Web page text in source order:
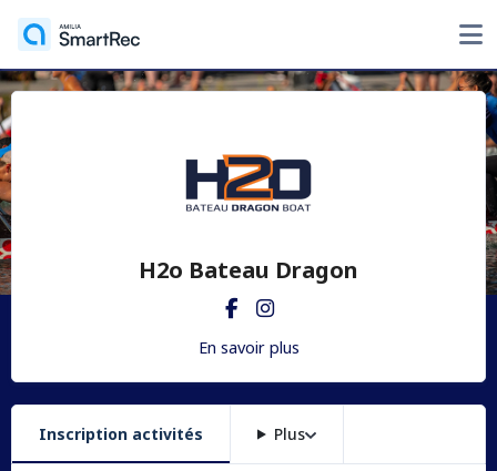
H2o Bateau Dragon
En savoir plus
Inscription activités Plus